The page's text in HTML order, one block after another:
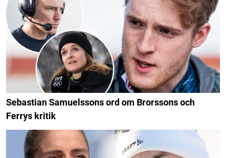
Sebastian Samuelssons ord om Brorssons och
Ferrys kritik